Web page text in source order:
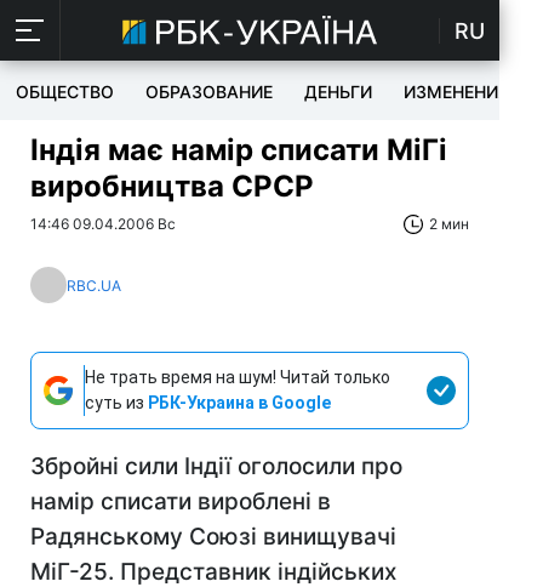
RU
ОБЩЕСТВО ОБРАЗОВАНИЕ ДЕНЬГИ ИЗМЕНЕНИЯ
Індія має намір списати МіГі
виробництва CРСР
14:46 09.04.2006 Вс 2 мин
RBC.UA
Не трать время на шум! Читай только
суть из РБК-Украина в Google
Збройні сили Індії оголосили про
намір списати вироблені в
Радянському Союзі винищувачі
МіГ-25. Представник індійських